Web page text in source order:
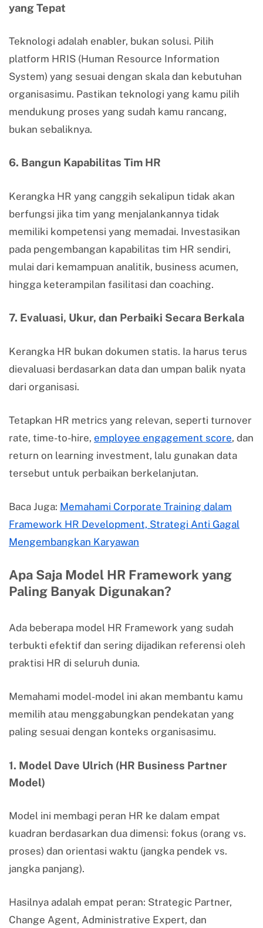
yang Tepat
Teknologi adalah enabler, bukan solusi. Pilih
platform HRIS (Human Resource Information
System) yang sesuai dengan skala dan kebutuhan
organisasimu. Pastikan teknologi yang kamu pilih
mendukung proses yang sudah kamu rancang,
bukan sebaliknya.
6. Bangun Kapabilitas Tim HR
Kerangka HR yang canggih sekalipun tidak akan
berfungsi jika tim yang menjalankannya tidak
memiliki kompetensi yang memadai. Investasikan
pada pengembangan kapabilitas tim HR sendiri,
mulai dari kemampuan analitik, business acumen,
hingga keterampilan fasilitasi dan coaching.
7. Evaluasi, Ukur, dan Perbaiki Secara Berkala
Kerangka HR bukan dokumen statis. Ia harus terus
dievaluasi berdasarkan data dan umpan balik nyata
dari organisasi.
Tetapkan HR metrics yang relevan, seperti turnover
rate, time-to-hire, employee engagement score, dan
return on learning investment, lalu gunakan data
tersebut untuk perbaikan berkelanjutan.
Baca Juga: Memahami Corporate Training dalam
Framework HR Development, Strategi Anti Gagal
Mengembangkan Karyawan
Apa Saja Model HR Framework yang
Paling Banyak Digunakan?
Ada beberapa model HR Framework yang sudah
terbukti efektif dan sering dijadikan referensi oleh
praktisi HR di seluruh dunia.
Memahami model-model ini akan membantu kamu
memilih atau menggabungkan pendekatan yang
paling sesuai dengan konteks organisasimu.
1. Model Dave Ulrich (HR Business Partner
Model)
Model ini membagi peran HR ke dalam empat
kuadran berdasarkan dua dimensi: fokus (orang vs.
proses) dan orientasi waktu (jangka pendek vs.
jangka panjang).
Hasilnya adalah empat peran: Strategic Partner,
Change Agent, Administrative Expert, dan